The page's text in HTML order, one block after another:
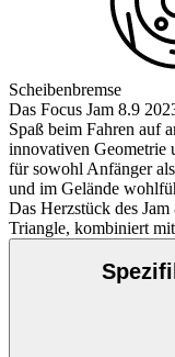
Scheibenbremse
Das Focus Jam 8.9
Spaß beim Fahren auf
innovativen Geometrie
für sowohl Anfänger
und im Gelände
Das Herzstück des
Triangle, kombiniert